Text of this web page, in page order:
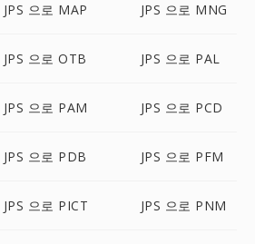
JPS 으로 MAP JPS 으로 MNG
JPS 으로 OTB JPS 으로 PAL
JPS 으로 PAM JPS 으로 PCD
JPS 으로 PDB JPS 으로 PFM
JPS 으로 PICT JPS 으로 PNM